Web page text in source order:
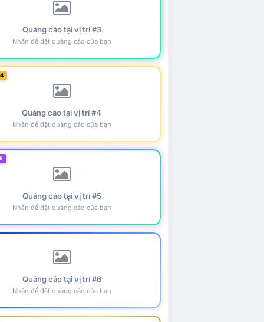
Quảng cáo tại vị trí #3
Nhấn để đặt quảng cáo của bạn
Quảng cáo tại vị trí #4
Nhấn để đặt quảng cáo của bạn
Quảng cáo tại vị trí #5
Nhấn để đặt quảng cáo của bạn
Quảng cáo tại vị trí #6
Nhấn để đặt quảng cáo của bạn